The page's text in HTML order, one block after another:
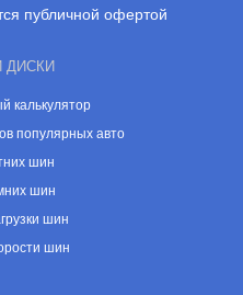
публичной офертой
ДИСКИ
калькулятор
популярных авто
шин
шин
шин
шин